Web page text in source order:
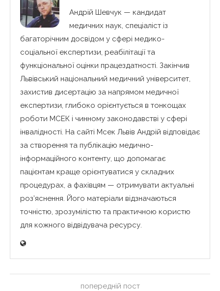
Андрій Шевчук — кандидат
медичних наук, спеціаліст із
багаторічним досвідом у сфері медико-
соціальної експертизи, реабілітації та
функціональної оцінки працездатності. Закінчив
Львівський національний медичний університет,
захистив дисертацію за напрямом медичної
експертизи, глибоко орієнтується в тонкощах
роботи МСЕК і чинному законодавстві у сфері
інвалідності. На сайті Мсек Львів Андрій відповідає
за створення та публікацію медично-
інформаційного контенту, що допомагає
пацієнтам краще орієнтуватися у складних
процедурах, а фахівцям — отримувати актуальні
роз’яснення. Його матеріали відзначаються
точністю, зрозумілістю та практичною користю
для кожного відвідувача ресурсу.
попередній пост